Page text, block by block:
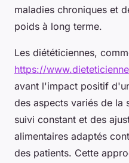
maladies chroniques et
poids à long terme.
Les diététiciennes,
https://
avant l'impact positif
des aspects variés de la
suivi constant et des
alimentaires adaptés
des patients. Cette